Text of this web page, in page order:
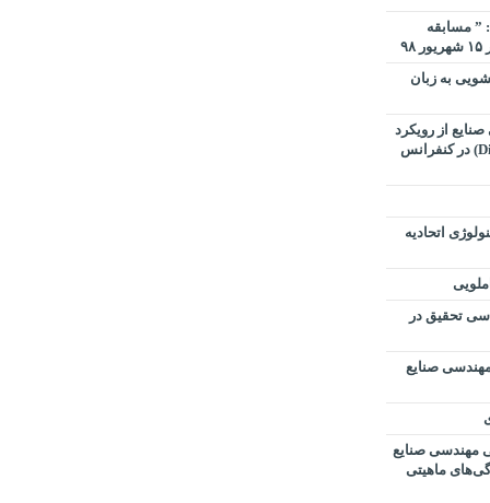
” مسابقه
به زبان
از رویکرد
تحول دیجیتال (Digital Transformation) در کنفرانس
اتحادیه
تحقیق در
صنایع
مهندسی صنایع
ماهیتی